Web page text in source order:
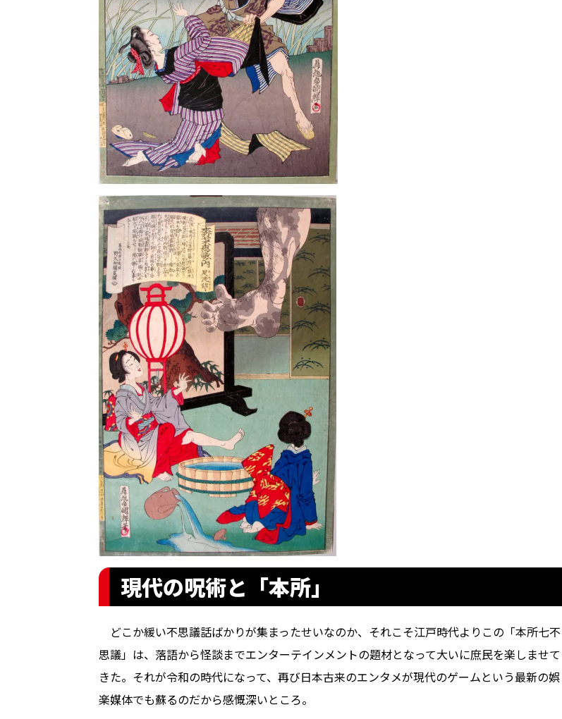
現代の呪術と「本所」
どこか緩い不思議話ばかりが集まったせいなのか、それこそ江戸時代よりこの「本所七不
思議」は、落語から怪談までエンターテインメントの題材となって大いに庶民を楽しませて
きた。それが令和の時代になって、再び日本古来のエンタメが現代のゲームという最新の娯
楽媒体でも蘇るのだから感慨深いところ。